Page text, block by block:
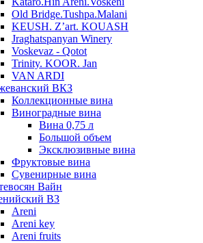
Old Bridge.Tushpa.Malani
KEUSH. Z’art. KOUASH
Jraghatspanyan Winery
Voskevaz - Qotot
Trinity. KOOR. Jan
VAN ARDI
ВКЗ
Коллекционные вина
Виноградные вина
Вина 0,75 л
Большой объем
Эксклюзивные вина
Фруктовые вина
Cувенирные вина
Вайн
ВЗ
Areni
Areni key
Areni fruits